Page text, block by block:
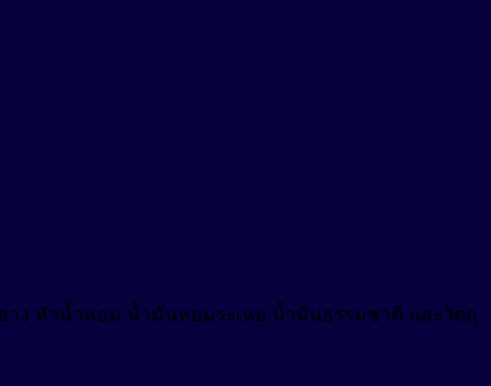
ง หัวน้ำหอม น้ำมันหอมระเหย น้ำมันธรรมชาติ และวัตถุ